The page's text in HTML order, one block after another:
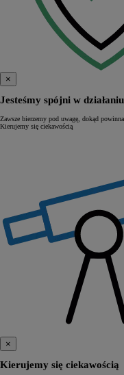
×
Jesteśmy spójni w działaniu
Zawsze bierzemy pod uwagę, dokąd
Kierujemy się ciekawością
×
Kierujemy się ciekawością